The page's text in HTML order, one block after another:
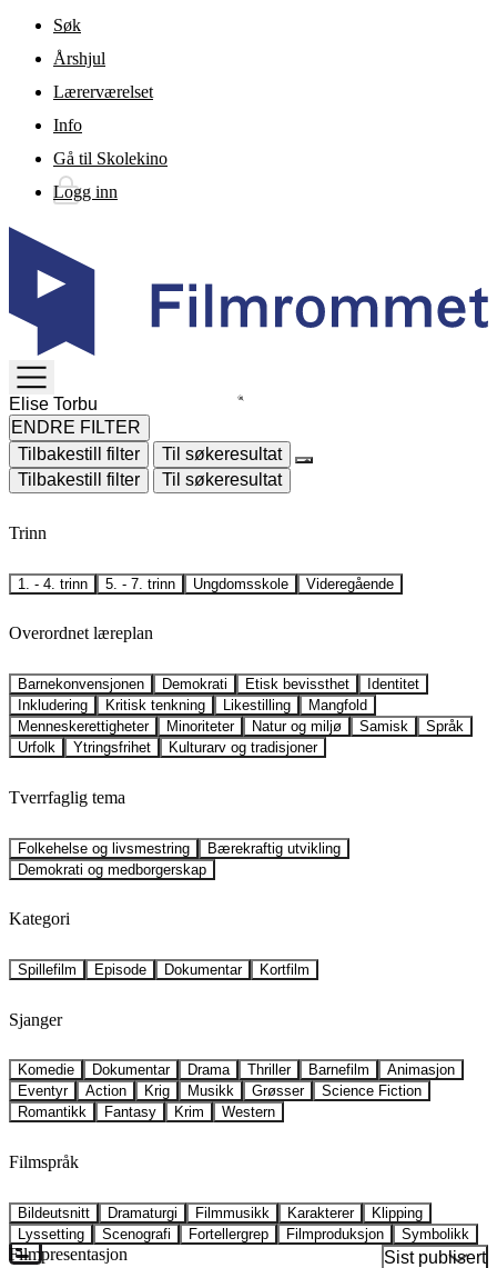
Gå til hovedinnhold
Søk
Årshjul
Lærerværelset
Info
Gå til Skolekino
Logg inn
TOGGLE
MENU
ENDRE FILTER
Tilbakestill filter
Til søkeresultat
Tilbakestill filter
Til søkeresultat
Trinn
1. - 4. trinn 5. - 7. trinn Ungdomsskole Videregående
Overordnet læreplan
Barnekonvensjonen Demokrati Etisk bevissthet
Identitet
Inkludering
Kritisk tenkning Likestilling
Mangfold
Menneskerettigheter
Minoriteter Natur og miljø Samisk
Språk
Urfolk
Ytringsfrihet Kulturarv og tradisjoner
Tverrfaglig tema
Folkehelse og livsmestring
Bærekraftig utvikling
Demokrati og medborgerskap
Kategori
Spillefilm Episode Dokumentar Kortfilm
Sjanger
Komedie Dokumentar Drama Thriller Barnefilm
Animasjon
Eventyr
Action Krig Musikk Grøsser
Science Fiction
Romantikk
Fantasy Krim Western
Filmspråk
Bildeutsnitt Dramaturgi Filmmusikk Karakterer
Klipping
Lyssetting
Scenografi Fortellergrep Filmproduksjon Symbolikk
Sist publisert
Filmpresentasjon